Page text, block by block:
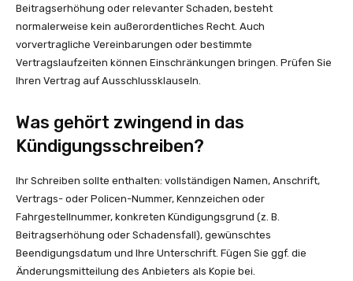
Beitragserhöhung oder relevanter Schaden, besteht
normalerweise kein außerordentliches Recht. Auch
vorvertragliche Vereinbarungen oder bestimmte
Vertragslaufzeiten können Einschränkungen bringen. Prüfen Sie
Ihren Vertrag auf Ausschlussklauseln.
Was gehört zwingend in das
Kündigungsschreiben?
Ihr Schreiben sollte enthalten: vollständigen Namen, Anschrift,
Vertrags- oder Policen-Nummer, Kennzeichen oder
Fahrgestellnummer, konkreten Kündigungsgrund (z. B.
Beitragserhöhung oder Schadensfall), gewünschtes
Beendigungsdatum und Ihre Unterschrift. Fügen Sie ggf. die
Änderungsmitteilung des Anbieters als Kopie bei.